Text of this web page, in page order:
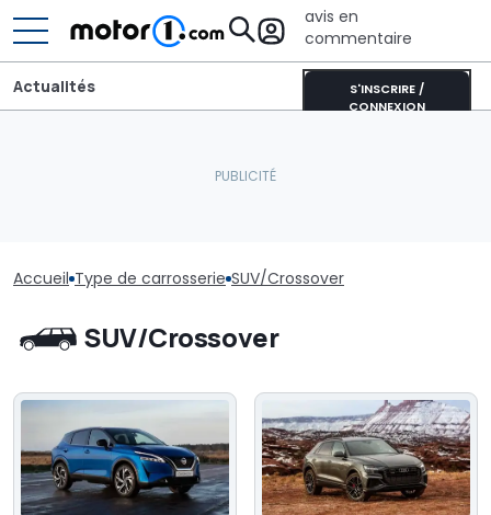
avis en
commentaire
S'INSCRIRE /
CONNEXION
Actualités
Accueil Type de carrosserie SUV/Crossover
SUV/Crossover